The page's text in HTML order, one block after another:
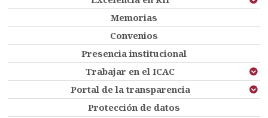
Memorias
Convenios
Presencia institucional
Trabajar en el ICAC
Portal de la transparencia
Protección de datos